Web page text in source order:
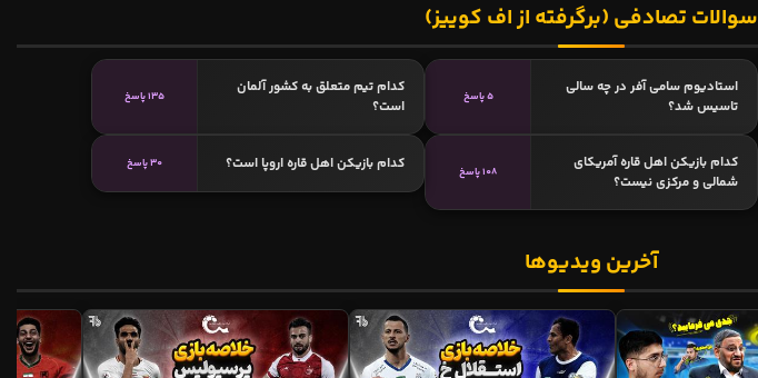
سوالات تصادفی (برگرفته از اف کوییز)
استادیوم سامی آفر در چه سالی
تاسیس شد؟
5 پاسخ
کدام تیم متعلق به کشور آلمان
است؟
135 پاسخ
کدام بازیکن اهل قاره آمریکای
شمالی و مرکزی نیست؟
108 پاسخ کدام بازیکن اهل قاره اروپا است؟ 30 پاسخ
آخرین ویدیوها